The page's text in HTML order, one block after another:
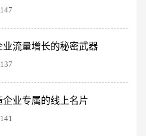
流量增长的秘密武器
业专属的线上名片
台开发 · 微信小程序开发